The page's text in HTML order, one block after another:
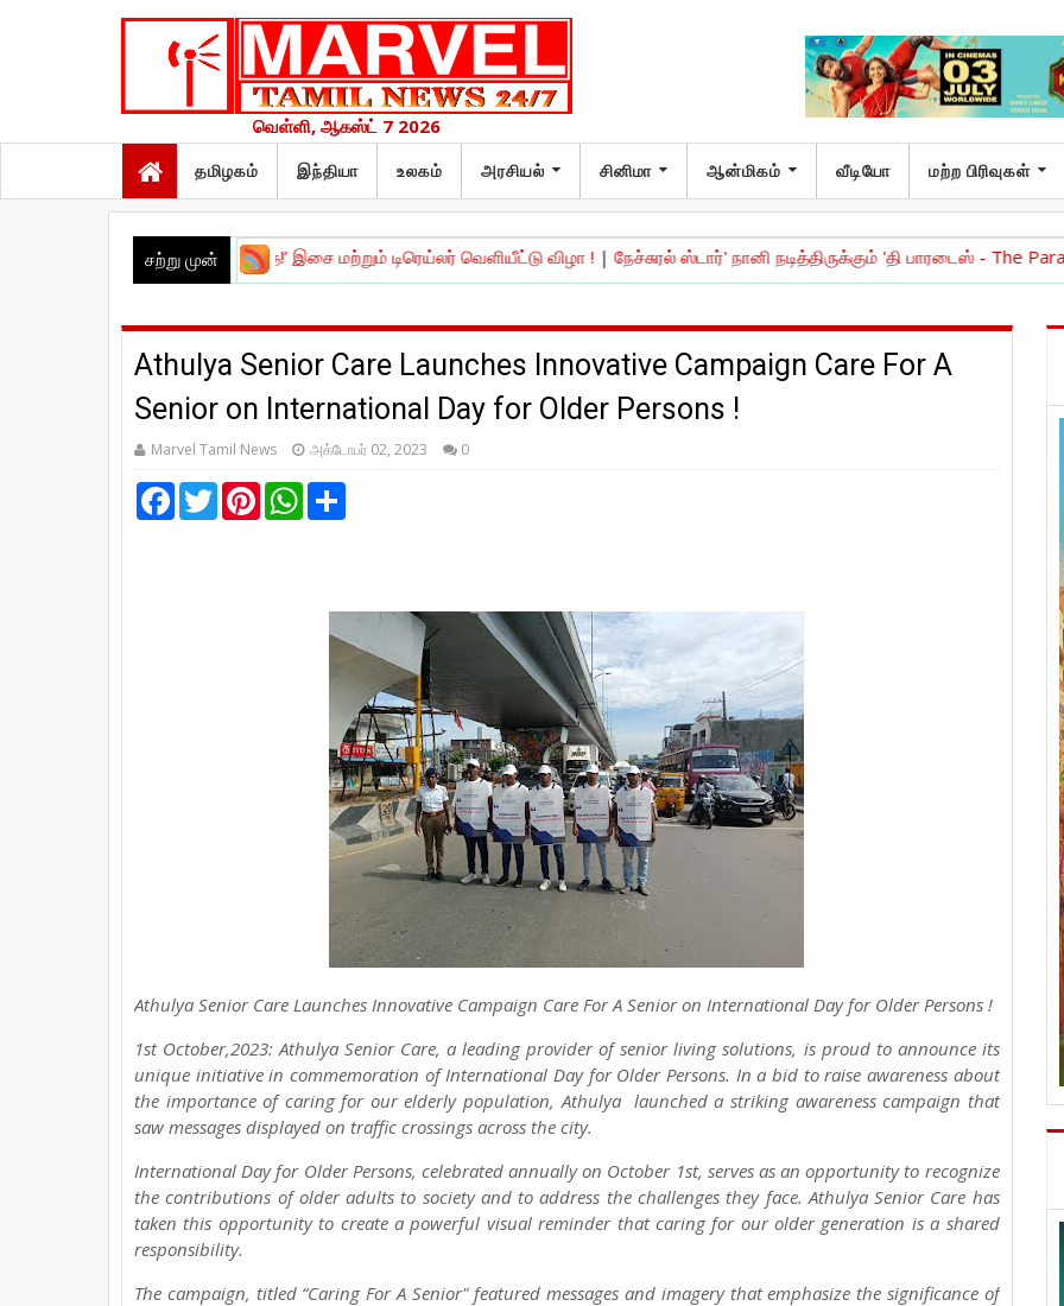
வெள்ளி, ஆகஸ்ட் 7 2026
தமிழகம் இந்தியா உலகம் அரசியல் சினிமா ஆன்மிகம் வீடியோ மற்ற பிரிவுகள்
சற்று முன்
செய்! செய்யாதே!’ இசை மற்றும் டிரெய்லர் வெளியீட்டு விழா !|நேச்சுரல் ஸ்டார்' நானி நடித்திருக்கும் 'தி பாரடைஸ் - The Paradise '
Athulya Senior Care Launches Innovative Campaign Care For A
Senior on International Day for Older Persons !
Marvel Tamil News அக்டோபர் 02, 2023 0
F
a
T
w
P
W
h
Athulya Senior Care Launches Innovative Campaign Care For A Senior on International Day for Older Persons !
1st October,2023: Athulya Senior Care, a leading provider of senior living solutions, is proud to announce its
unique initiative in commemoration of International Day for Older Persons. In a bid to raise awareness about
the importance of caring for our elderly population, Athulya launched a striking awareness campaign that
saw messages displayed on traffic crossings across the city.
International Day for Older Persons, celebrated annually on October 1st, serves as an opportunity to recognize
the contributions of older adults to society and to address the challenges they face. Athulya Senior Care has
taken this opportunity to create a powerful visual reminder that caring for our older generation is a shared
responsibility.
The campaign, titled “Caring For A Senior" featured messages and imagery that emphasize the significance of